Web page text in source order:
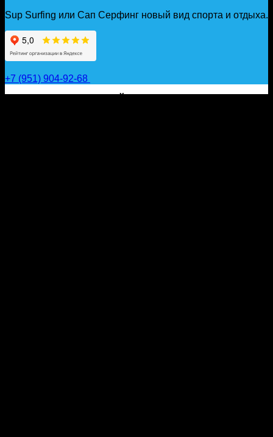
Sup Surfing или Сап Серфинг новый вид спорта и отдыха.
+7 (951) 904-92-68